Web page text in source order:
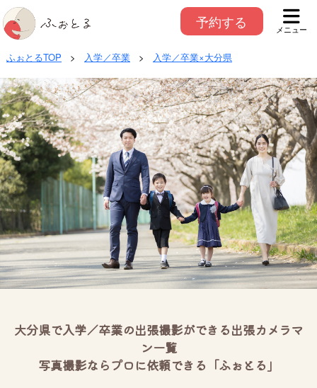
予約する メニュー
ふぉとるTOP > 入学／卒業 > 入学／卒業×大分県
大分県で入学／卒業の出張撮影ができる出張カメラマ
ン一覧
写真撮影ならプロに依頼できる「ふぉとる」